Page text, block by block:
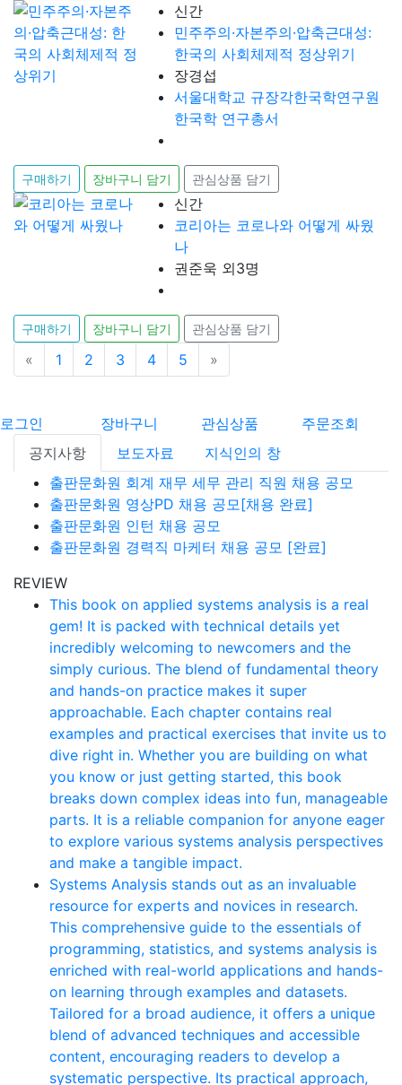
신간
민주주의·자본주의·압축근대성:
한국의 사회체제적 정상위기
장경섭
서울대학교 규장각한국학연구원
한국학 연구총서
구매하기 장바구니 담기 관심상품 담기
신간
코리아는 코로나와 어떻게 싸웠
나
권준욱 외3명
구매하기 장바구니 담기 관심상품 담기
« 이전
1 2 3 4 5 »
로그인 장바구니 관심상품
주문조회
공지사항
보도자료
지식인의 창
출판문화원 회계 재무 세무 관리 직원 채용 공모
출판문화원 영상PD 채용 공모[채용 완료]
출판문화원 인턴 채용 공모
출판문화원 경력직 마케터 채용 공모 [완료]
REVIEW
This book on applied systems analysis is a real
gem! It is packed with technical details yet
incredibly welcoming to newcomers and the
simply curious. The blend of fundamental theory
and hands-on practice makes it super
approachable. Each chapter contains real
examples and practical exercises that invite us to
dive right in. Whether you are building on what
you know or just getting started, this book
breaks down complex ideas into fun, manageable
parts. It is a reliable companion for anyone eager
to explore various systems analysis perspectives
and make a tangible impact.
Systems Analysis stands out as an invaluable
resource for experts and novices in research.
This comprehensive guide to the essentials of
programming, statistics, and systems analysis is
enriched with real-world applications and hands-
on learning through examples and datasets.
Tailored for a broad audience, it offers a unique
blend of advanced techniques and accessible
content, encouraging readers to develop a
systematic perspective. Its practical approach,